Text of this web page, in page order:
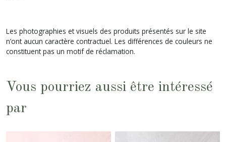
Les photographies et visuels des produits présentés sur le site
n’ont aucun caractère contractuel. Les différences de couleurs ne
constituent pas un motif de réclamation.
Vous pourriez aussi être intéressé
par